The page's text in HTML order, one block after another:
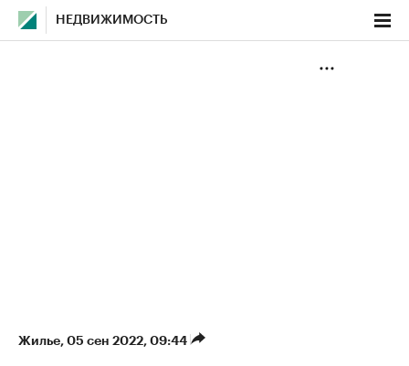
НЕДВИЖИМОСТЬ
Жилье⁠, 05 сен 2022, 09:44